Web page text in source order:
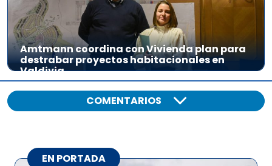
Amtmann coordina con Vivienda plan para
destrabar proyectos habitacionales en
Valdivia
COMENTARIOS
EN PORTADA